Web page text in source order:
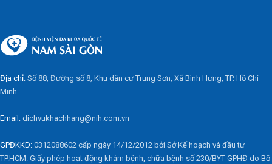
Địa chỉ: Số 88, Đường số 8, Khu dân cư Trung Sơn, Xã Bình Hưng, TP. Hồ Chí
Minh
Email: dichvukhachhang@nih.com.vn
GPĐKKD: 0312088602 cấp ngày 14/12/2012 bởi Sở Kế hoạch và đầu tư
TP.HCM. Giấy phép hoạt động khám bệnh, chữa bệnh số 230/BYT-GPHĐ do Bộ